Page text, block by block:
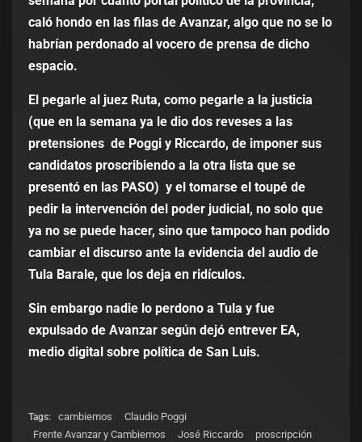
caló hondo en las filas de Avanzar, algo que no se lo
habrían perdonado al vocero de prensa de dicho
espacio.
El pegarle al juez Ruta, como pegarle a la justicia
(que en la semana ya le dio dos reveses a las
pretensiones de Poggi y Riccardo, de imponer sus
candidatos proscribiendo a la otra lista que se
presentó en las PASO) y el tomarse el toupé de
pedir la intervención del poder judicial, no solo que
ya no se puede hacer, sino que tampoco han podido
cambiar el discurso ante la evidencia del audio de
Tula Barale, que los deja en ridículos.
Sin embargo nadie lo perdono a Tula y fue
expulsado de Avanzar según dejó entrever EA,
medio digital sobre política de San Luis.
Tags: cambiemos
Claudio Poggi
Frente Avanzar y Cambiemos
José Riccardo
proscripción